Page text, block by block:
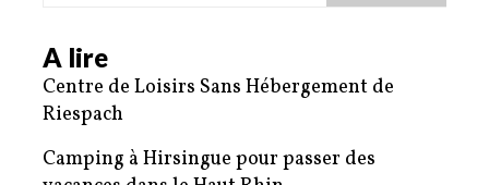
A lire
Centre de Loisirs Sans Hébergement de
Riespach
Camping à Hirsingue pour passer des